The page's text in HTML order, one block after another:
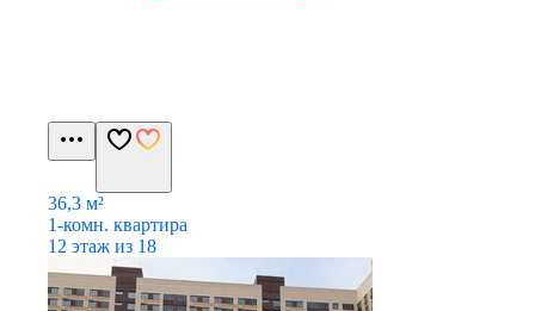
36,3 м²
1-комн. квартира
12 этаж из 18